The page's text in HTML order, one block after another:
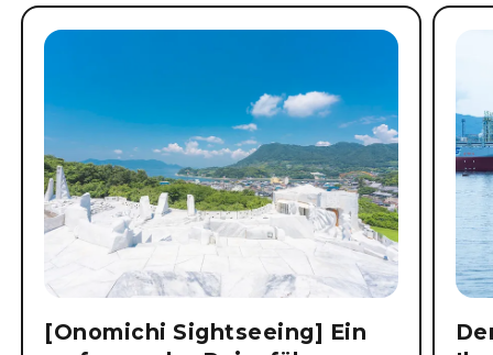
[Onomichi Sightseeing] Ein